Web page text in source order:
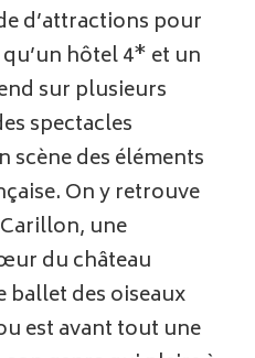
d’attractions pour
hôtel 4* et un
sur plusieurs
spectacles
scène des éléments
On y retrouve
une
du château
ballet des oiseaux
est avant tout une